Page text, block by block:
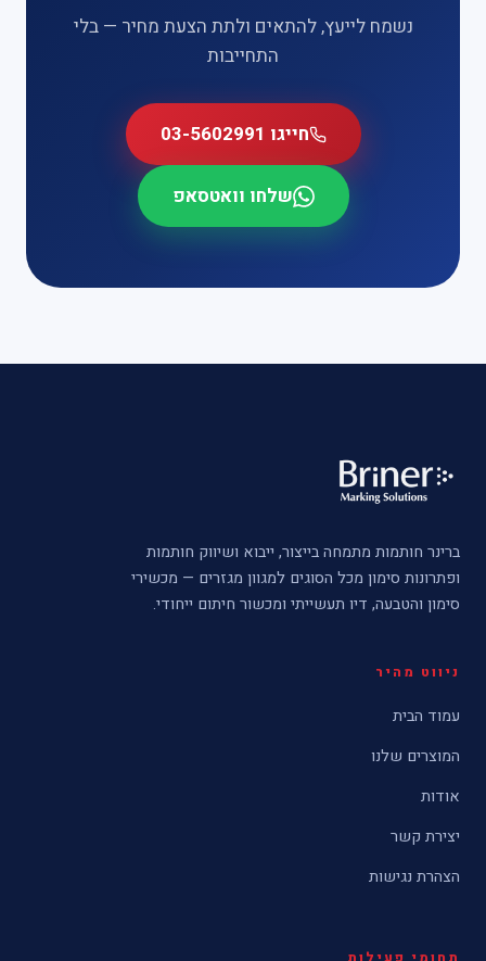
נשמח לייעץ, להתאים ולתת הצעת מחיר — בלי
התחייבות
חייגו 03-5602991
שלחו וואטסאפ
ברינר חותמות מתמחה בייצור, ייבוא ושיווק חותמות
ופתרונות סימון מכל הסוגים למגוון מגזרים — מכשירי
סימון והטבעה, דיו תעשייתי ומכשור חיתום ייחודי.
ניווט מהיר
עמוד הבית
המוצרים שלנו
אודות
יצירת קשר
הצהרת נגישות